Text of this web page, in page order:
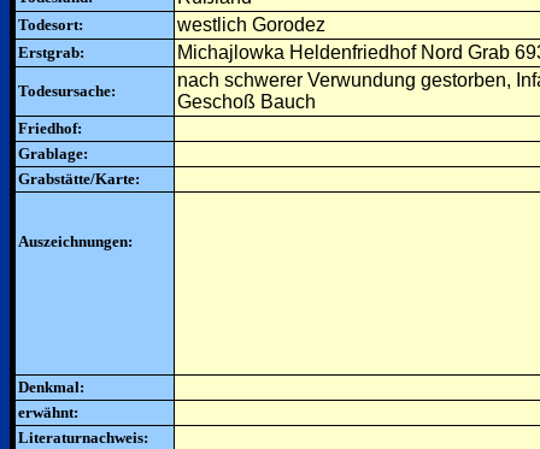
Todesort: westlich Gorodez
Erstgrab: Michajlowka Heldenfriedhof Nord Grab
Todesursache:
nach schwerer Verwundung gestorben,
Geschoß Bauch
Friedhof:
Grablage:
Grabstätte/Karte:
Auszeichnungen:
Denkmal:
erwähnt:
Literaturnachweis: